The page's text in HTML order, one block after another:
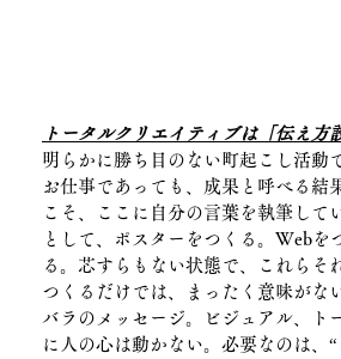
トータルクリエイティブは「伝え方
明らかに勝ち目のない町起こし活動
お仕事であっても、成果と呼べる結
こそ、ここに自分の言葉を執筆して
として、ポスターをつくる。Webを
る。芯すらもない状態で、これらそ
つくるだけでは、まったく意味がな
バラのメッセージ。ビジュアル、ト
に人の心は動かない。必要なのは、